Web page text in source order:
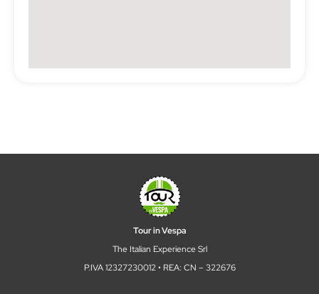
Tour in Vespa
The Italian Experience Srl
P.IVA 12327230012 • REA: CN – 322676